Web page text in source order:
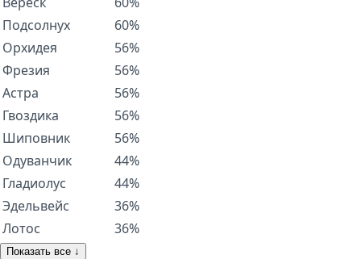
Подсолнух
60%
Орхидея
56%
Фрезия
56%
Астра
56%
Гвоздика
56%
Шиповник
56%
Одуванчик
44%
Гладиолус
44%
Эдельвейс
36%
Лотос
36%
Показать все ↓